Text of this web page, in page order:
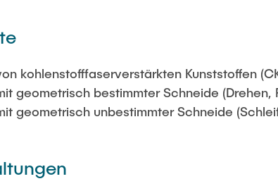
kohlenstofffaserverstärkten Kunststoffen
geometrisch bestimmter Schneide (Drehen,
geometrisch unbestimmter Schneide